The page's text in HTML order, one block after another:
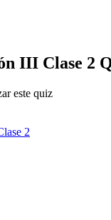
III Clase 2
este quiz
2